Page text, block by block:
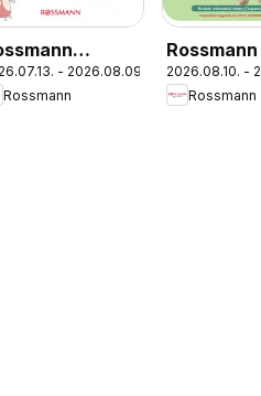
- 2026.08.09.
Rossmann
Napok
2026.08.10. -
Rossmann